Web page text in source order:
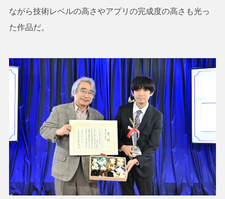
ながら技術レベルの高さやアプリの完成度の高さも光っ
た作品だ。